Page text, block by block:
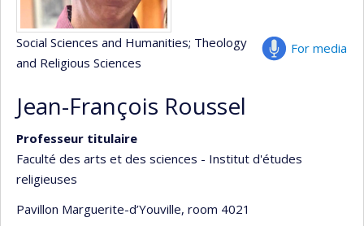
For media
Social Sciences and Humanities; Theology
and Religious Sciences
Jean-François Roussel
Professeur titulaire
Faculté des arts et des sciences - Institut d'études
religieuses
Pavillon Marguerite-d’Youville, room 4021